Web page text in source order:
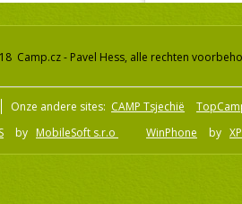
Camp.cz - Pavel Hess, alle rechten
Onze andere sites: CAMP Tsjechië
by MobileSoft s.r.o WinPhone by